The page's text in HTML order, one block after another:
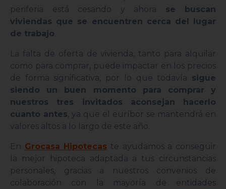
periferia está cesando y ahora se buscan
viviendas que se encuentren cerca del lugar
de trabajo
La falta de oferta de vivienda, tanto para alquilar
como para comprar, puede impactar en los precios
de forma significativa, por lo que todavía sigue
siendo un buen momento para comprar y
nuestros tres invitados aconsejan hacerlo
cuanto antes, ya que el euríbor se mantendrá en
valores altos a lo largo de este año.
En Grocasa Hipotecas te ayudamos a conseguir
la mejor hipoteca adaptada a tus circunstancias
personales, gracias a nuestros convenios de
colaboración con la mayoría de entidades